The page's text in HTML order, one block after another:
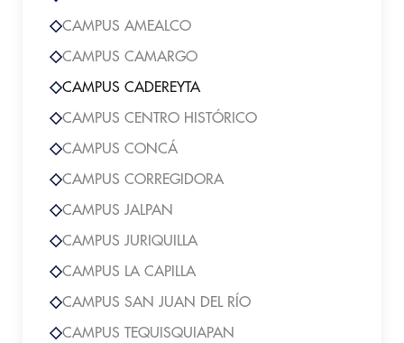
CAMPUS AMEALCO
CAMPUS CAMARGO
CAMPUS CADEREYTA
CAMPUS CENTRO HISTÓRICO
CAMPUS CONCÁ
CAMPUS CORREGIDORA
CAMPUS JALPAN
CAMPUS JURIQUILLA
CAMPUS LA CAPILLA
CAMPUS SAN JUAN DEL RÍO
CAMPUS TEQUISQUIAPAN